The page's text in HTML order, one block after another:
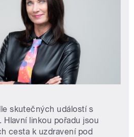
skutečných událostí s
Hlavní linkou pořadu jsou
cesta k uzdravení pod